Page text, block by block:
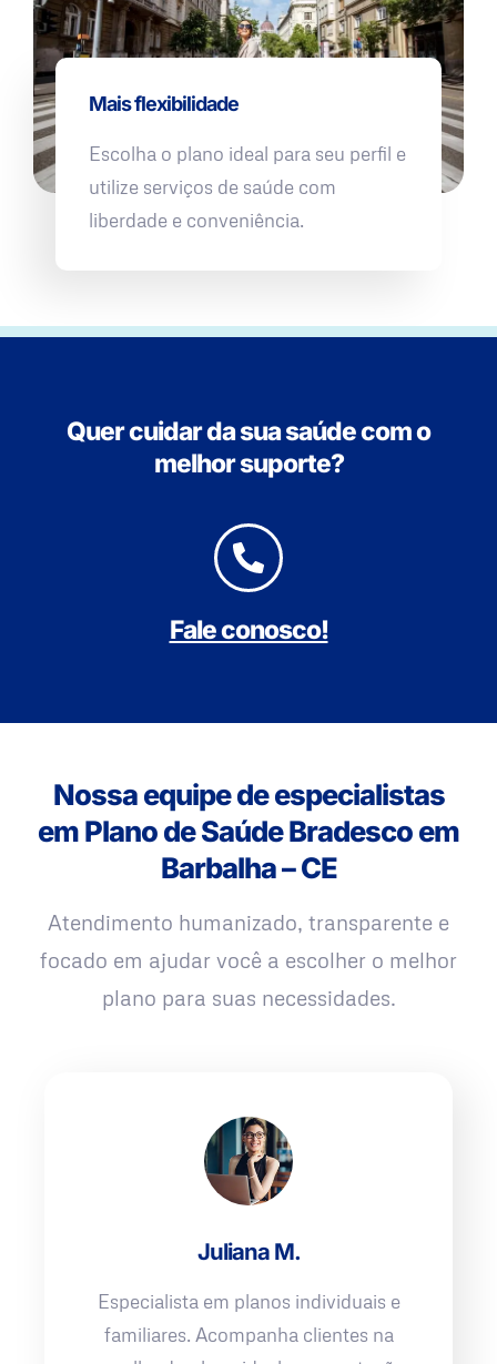
Mais flexibilidade
Escolha o plano ideal para seu perfil e
utilize serviços de saúde com
liberdade e conveniência.
Quer cuidar da sua saúde com o
melhor suporte?
Fale conosco!
Nossa equipe de especialistas
em Plano de Saúde Bradesco em
Barbalha – CE
Atendimento humanizado, transparente e
focado em ajudar você a escolher o melhor
plano para suas necessidades.
Juliana M.
Especialista em planos individuais e
familiares. Acompanha clientes na